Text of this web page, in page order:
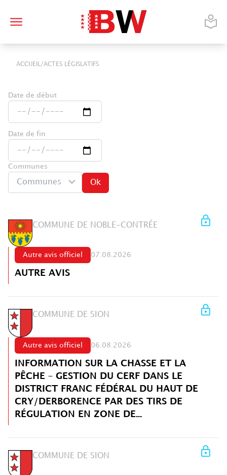
ACCUEIL /ACTES LÉGISLATIFS
Date de début
Date de fin
Communes
Communes Ok
COMMUNE DE NOBLE-CONTRÉE
Autre avis officiel 07.08.2026
AUTRE AVIS
COMMUNE DE SION
Autre avis officiel 06.08.2026
INFORMATION SUR LA CHASSE ET LA
PÊCHE – GESTION DU CERF DANS LE
DISTRICT FRANC FÉDÉRAL DU HAUT DE
CRY/DERBORENCE PAR DES TIRS DE
RÉGULATION EN ZONE DE...
COMMUNE DE SION